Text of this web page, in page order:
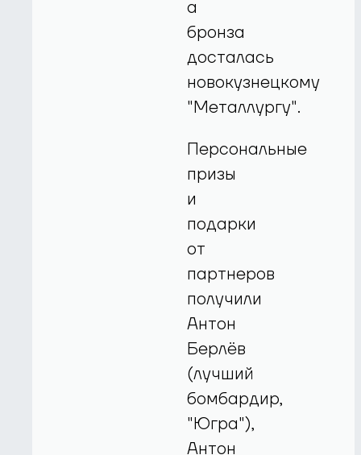
а
бронза
досталась
новокузнецкому
"Металлургу".
Персональные
призы
и
подарки
от
партнеров
получили
Антон
Берлёв
(лучший
бомбардир,
"Югра"),
Антон